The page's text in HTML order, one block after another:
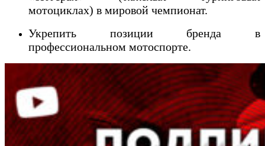
мотоциклах) в мировой чемпионат.
Укрепить позиции бренда в
профессиональном мотоспорте.